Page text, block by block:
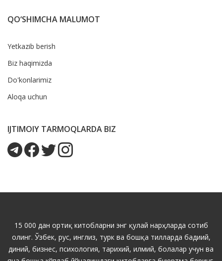
QO‘SHIMCHA MALUMOT
Yetkazib berish
Biz haqimizda
Do'konlarimiz
Aloqa uchun
IJTIMOIY TARMOQLARDA BIZ
15 000 дан ортиқ китобларни энг қулай нарҳларда сотиб
олинг. Ўзбек, рус, инглиз, турк ва бошқа тилларда бадиий,
диний, бизнес, психология, тарихий, илмий, болалар учун ва